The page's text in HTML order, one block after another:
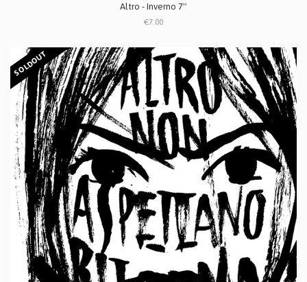
Altro - Inverno 7''
€7.00
SOLDOUT